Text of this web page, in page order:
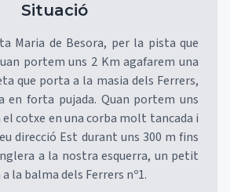
Situació
Maria de Besora, per la pista que
portem uns 2 Km agafarem una
que porta a la masia dels Ferrers,
en forta pujada. Quan portem uns
el cotxe en una corba molt tancada i
direcció Est durant uns 300 m fins
a la nostra esquerra, un petit
la balma dels Ferrers nº1.